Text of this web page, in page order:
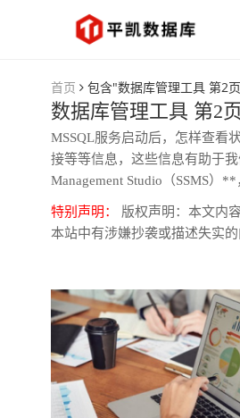
首页 包含"数据库管理工具 第2
数据库管理工具 第2
MSSQL服务启动后，怎样查看
接等等信息，这些信息有助于
Management Studio（SSMS）
特别声明：
版权声明：本文内
本站中有涉嫌抄袭或描述失实